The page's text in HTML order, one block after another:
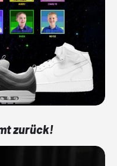
zurück!